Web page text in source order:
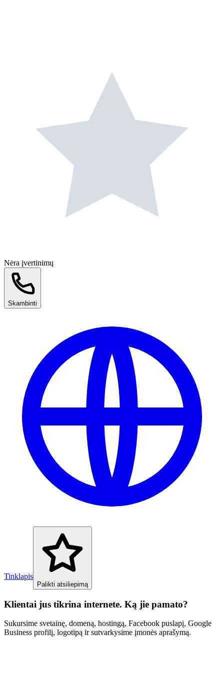
Nėra įvertinimų
Skambinti
Tinklapis
Palikti atsiliepimą
Klientai jus tikrina internete. Ką jie pamato?
Sukursime svetainę, domeną, hostingą, Facebook puslapį, Google
Business profilį, logotipą ir sutvarkysime įmonės aprašymą.